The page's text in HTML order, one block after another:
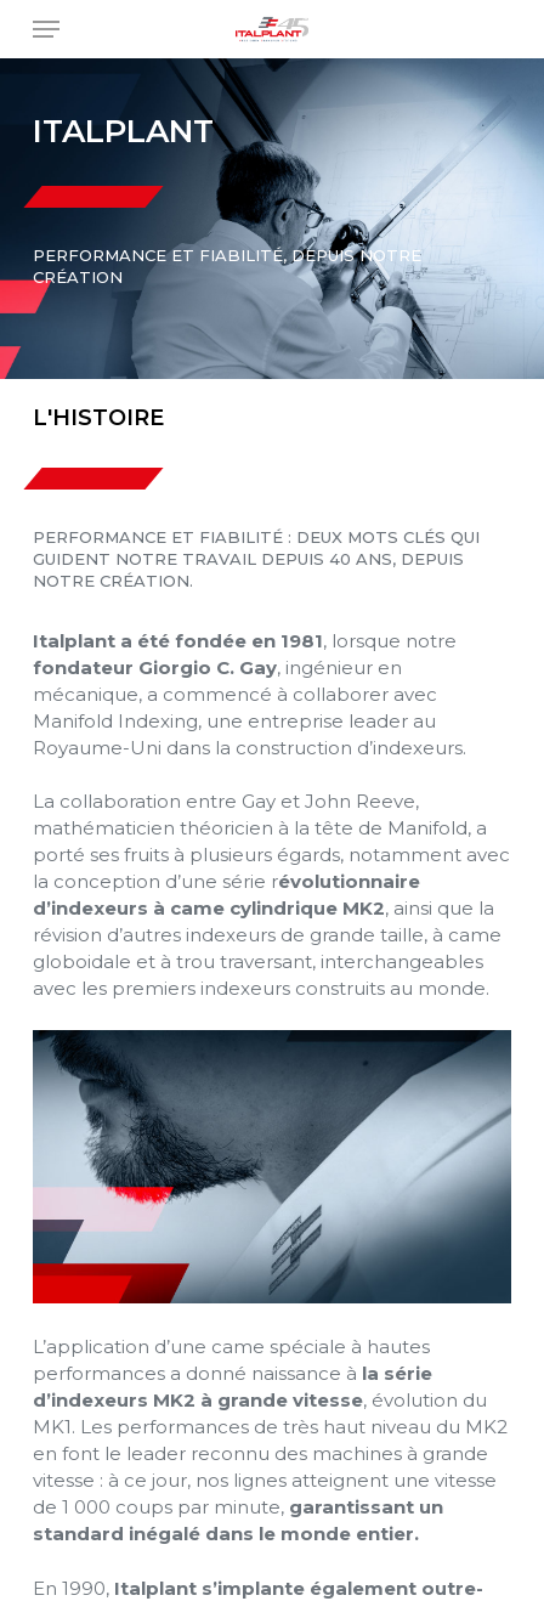
main
Menu
ITALPLANT
PERFORMANCE ET FIABILITÉ, DEPUIS NOTRE
CRÉATION
L'HISTOIRE
PERFORMANCE ET FIABILITÉ : DEUX MOTS CLÉS QUI
GUIDENT NOTRE TRAVAIL DEPUIS 40 ANS, DEPUIS
NOTRE CRÉATION.
Italplant a été fondée en 1981, lorsque notre
fondateur Giorgio C. Gay, ingénieur en
mécanique, a commencé à collaborer avec
Manifold Indexing, une entreprise leader au
Royaume-Uni dans la construction d’indexeurs.
La collaboration entre Gay et John Reeve,
mathématicien théoricien à la tête de Manifold, a
porté ses fruits à plusieurs égards, notamment avec
la conception d’une série révolutionnaire
d’indexeurs à came cylindrique MK2, ainsi que la
révision d’autres indexeurs de grande taille, à came
globoidale et à trou traversant, interchangeables
avec les premiers indexeurs construits au monde.
L’application d’une came spéciale à hautes
performances a donné naissance à la série
d’indexeurs MK2 à grande vitesse, évolution du
MK1. Les performances de très haut niveau du MK2
en font le leader reconnu des machines à grande
vitesse : à ce jour, nos lignes atteignent une vitesse
de 1 000 coups par minute, garantissant un
standard inégalé dans le monde entier.
En 1990, Italplant s’implante également outre-